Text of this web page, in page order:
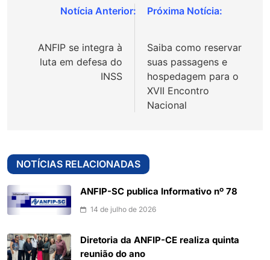
Navegação
Post
ANFIP se integra à
luta em defesa do
INSS
Saiba como reservar
suas passagens e
hospedagem para o
XVII Encontro
Nacional
NOTÍCIAS RELACIONADAS
ANFIP-SC publica Informativo nº 78
14 de julho de 2026
Diretoria da ANFIP-CE realiza quinta
reunião do ano